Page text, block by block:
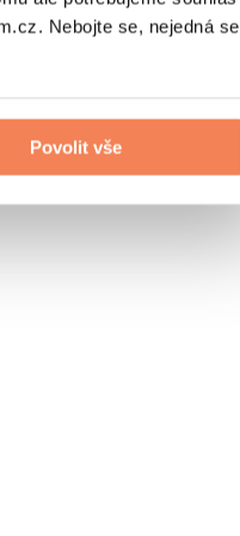
Nebojte se, nejedná se
Povolit vše